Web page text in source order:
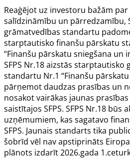
Reaģējot uz investoru bažām
salīdzināmību un pārredzamību,
grāmatvedības standartu
starptautisko finanšu pārskatu
“Finanšu pārskatu sniegšana un
SFPS Nr.18 aizstās starptautisko
standartu Nr.1 “Finanšu
pārņemot daudzas prasības un
nosakot vairākas jaunas
saistītajos SFPS. SFPS Nr.18 būs
uzņēmumiem, kas sagatavo
SFPS. Jaunais standarts tika
šobrīd vēl nav apstiprināts
plānots izdarīt 2026.gada